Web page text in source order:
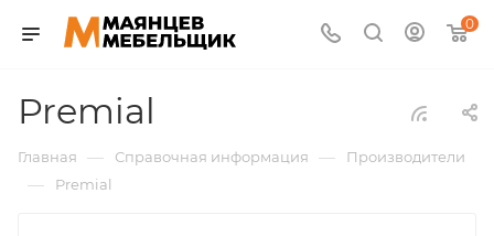
0
Premial
Главная — Справочная информация — Производители
— Premial